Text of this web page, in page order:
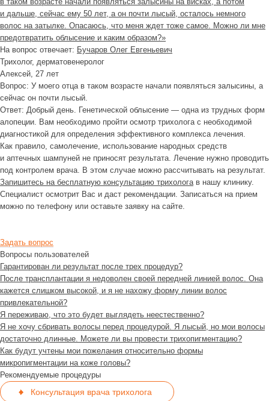
и дальше, сейчас ему 50 лет, а он почти лысый, осталось немного
волос на затылке. Опасаюсь, что меня ждет тоже самое. Можно ли мне
предотвратить облысение и каким образом?»
На вопрос отвечает: Бучаров Олег Евгеньевич
Трихолог, дерматовенеролог
Алексей, 27 лет
Вопрос: У моего отца в таком возрасте начали появляться залысины, а
сейчас он почти лысый.
Ответ: Добрый день. Генетической облысение — одна из трудных форм
алопеции. Вам необходимо пройти осмотр трихолога с необходимой
диагностикой для определения эффективного комплекса лечения.
Как правило, самолечение, использование народных средств
и аптечных шампуней не приносят результата. Лечение нужно проводить
под контролем врача. В этом случае можно рассчитывать на результат.
Запишитесь на бесплатную консультацию трихологав нашу клинику.
Специалист осмотрит Вас и даст рекомендации. Записаться на прием
можно по телефону или оставьте заявку на сайте.
Задать вопрос
Вопросы пользователей
Гарантирован ли результат после трех процедур?
После трансплантации я недоволен своей передней линией волос. Она
кажется слишком высокой, и я не нахожу форму линии волос
привлекательной?
Я переживаю, что это будет выглядеть неестественно?
Я не хочу сбривать волосы перед процедурой. Я лысый, но мои волосы
достаточно длинные. Можете ли вы провести трихопигментацию?
Как будут учтены мои пожелания относительно формы
микропигментации на коже головы?
Рекомендуемые процедуры
Консультация врача трихолога